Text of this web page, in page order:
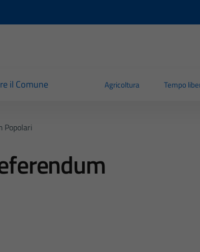
il Comune Agricoltura Tempo
Popolari